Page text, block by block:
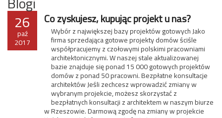
26
paź
2017
Co zyskujesz, kupując projekt u nas?
Wybór z największej bazy projektów gotowych Jako
firma sprzedająca gotowe projekty domów ściśle
współpracujemy z czołowymi polskimi pracowniami
architektonicznymi. W naszej stale aktualizowanej
bazie znajduje się ponad 15 000 gotowych projektów
domów z ponad 50 pracowni. Bezpłatne konsultacje
architektów Jeśli zechcesz wprowadzić zmiany w
wybranym projekcie, możesz skorzystać z
bezpłatnych konsultacji z architektem w naszym biurze
w Rzeszowie. Darmową zgodę na zmiany w projekcie